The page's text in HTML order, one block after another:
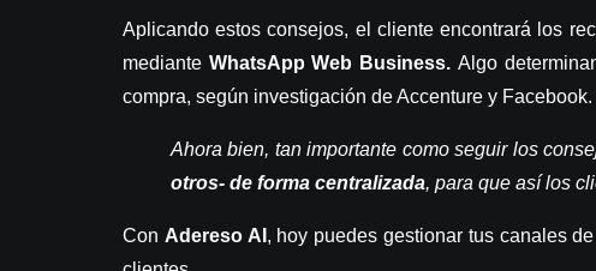
Aplicando estos consejos, el cliente encontrará los
mediante WhatsApp Web Business. Algo
compra, según investigación de Accenture y Facebook.
Ahora bien, tan importante como seguir los
otros- de forma centralizada, para que así los
Con Adereso AI , hoy puedes gestionar tus canales